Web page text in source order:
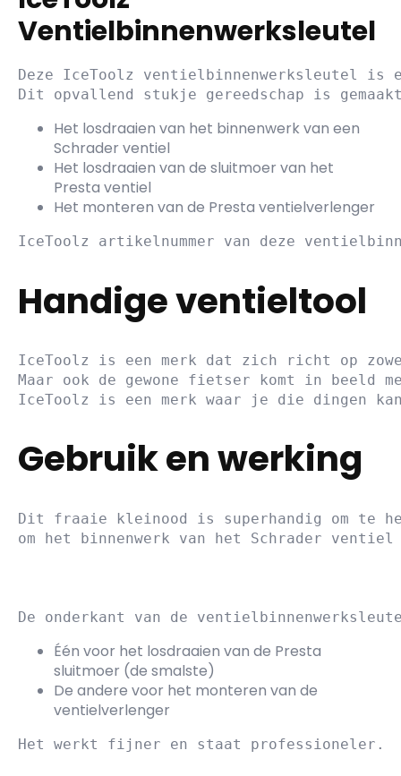
Ventielbinnenwerksleutel
Deze IceToolz ventielbinnenwerksleutel is
Het losdraaien van het binnenwerk van een
Schrader ventiel
Het losdraaien van de sluitmoer van het
Presta ventiel
Het monteren van de Presta ventielverlenger
Handige ventieltool
IceToolz is een merk dat zich richt op
Maar ook de gewone fietser komt in beeld
Gebruik en werking
Dit fraaie kleinood is superhandig om te
om het binnenwerk van het Schrader
Één voor het losdraaien van de Presta
sluitmoer (de smalste)
De andere voor het monteren van de
ventielverlenger